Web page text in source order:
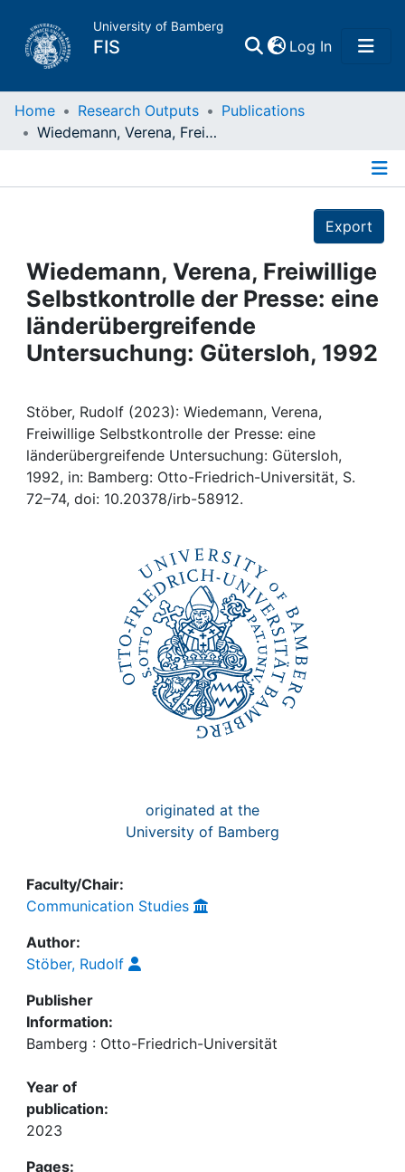
University of Bamberg
FIS Log In(current)
Home
Projects
People
Institutions
Awards
My FIS
Help
Home Research Outputs
Publications
Wiedemann, Verena, Freiwillige Selbstkontrolle der Presse: eine länderübergreifende Untersuchung: Gütersloh, 1992
Export
Wiedemann, Verena, Freiwillige
Selbstkontrolle der Presse: eine
länderübergreifende
Untersuchung: Gütersloh, 1992
Stöber, Rudolf (2023): Wiedemann, Verena,
Freiwillige Selbstkontrolle der Presse: eine
länderübergreifende Untersuchung: Gütersloh,
1992, in: Bamberg: Otto-Friedrich-Universität, S.
72–74, doi: 10.20378/irb-58912.
originated at the
University of Bamberg
Faculty/Chair:
Communication Studies
Author:
Stöber, Rudolf
Publisher
Information:
Bamberg : Otto-Friedrich-Universität
Year of
publication:
2023
Pages: